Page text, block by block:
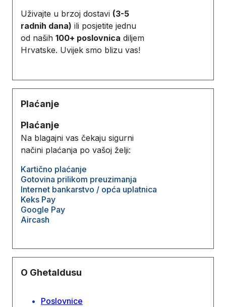
Uživajte u brzoj dostavi (3-5
radnih dana) ili posjetite jednu
od naših 100+ poslovnica diljem
Hrvatske. Uvijek smo blizu vas!
Plaćanje
Plaćanje
Na blagajni vas čekaju sigurni
načini plaćanja po vašoj želji:
Kartično plaćanje
Gotovina prilikom preuzimanja
Internet bankarstvo / opća uplatnica
Keks Pay
Google Pay
Aircash
O Ghetaldusu
Poslovnice